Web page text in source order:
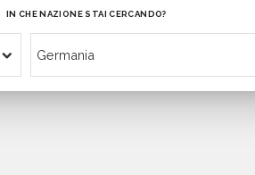
IN CHE NAZIONE STAI CERCANDO?